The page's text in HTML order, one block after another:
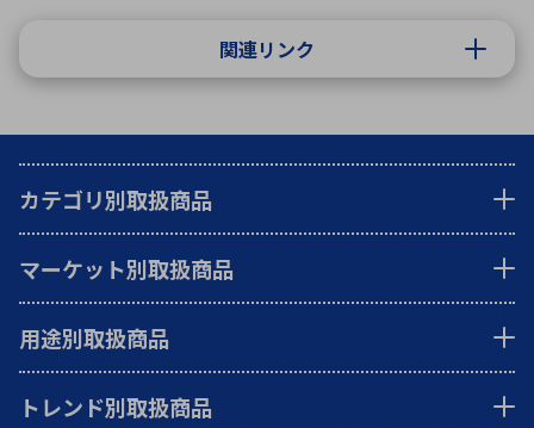
関連リンク
カテゴリ別取扱商品
マーケット別取扱商品
用途別取扱商品
トレンド別取扱商品